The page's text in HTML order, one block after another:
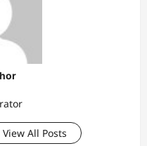
View All Posts